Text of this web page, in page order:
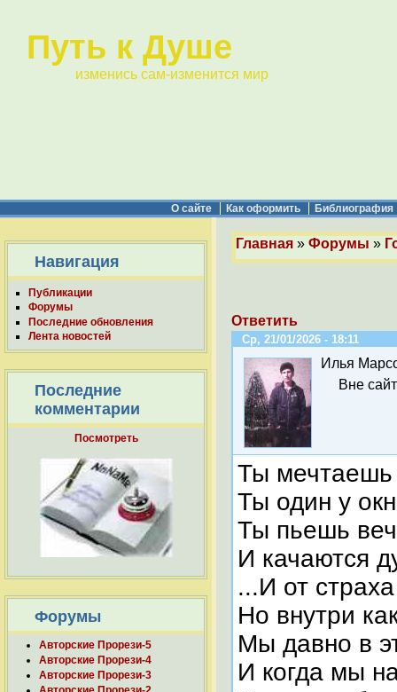
Путь к Душе
изменись сам-изменится мир
О сайте Как оформить Библиография
Навигация
Публикации
Форумы
Последние обновления
Лента новостей
Последние
комментарии
Посмотреть
Форумы
Авторские Прорези-5
Авторские Прорези-4
Авторские Прорези-3
Главная » Форумы »
Ответить
Ср, 21/01/2026 - 18:11
Илья
Вне
Ты мечтаешь
Ты один у
Ты пьешь
И качаются
...И от
Но внутри
Мы давно в
И когда мы